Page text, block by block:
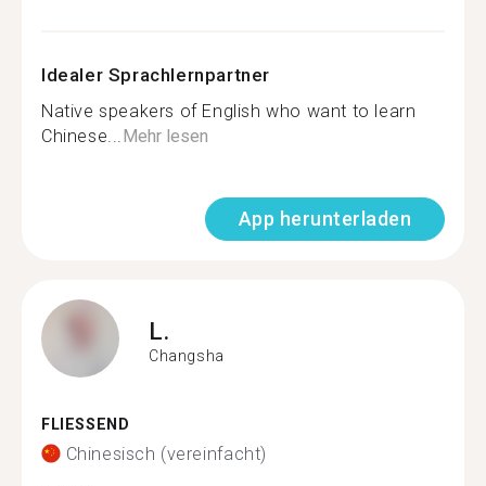
Idealer Sprachlernpartner
Native speakers of English who want to learn
Chinese...Mehr lesen
App herunterladen
L.
Changsha
FLIESSEND
Chinesisch (vereinfacht)